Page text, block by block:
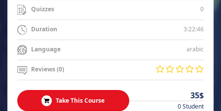
Quizzes 0
Duration 3:22:46
Language arabic
Reviews (0)
Take This Course 35$
0 Student